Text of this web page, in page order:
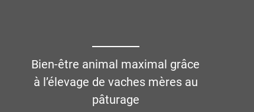
Bien-être animal maximal grâce
à l’élevage de vaches mères au
pâturage